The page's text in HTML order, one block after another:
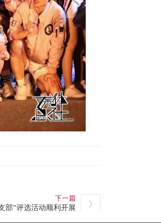
下一篇
部”评选活动顺利开展